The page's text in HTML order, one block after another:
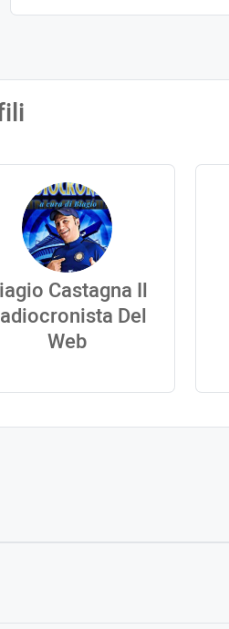
Castagna Il
Del
Web